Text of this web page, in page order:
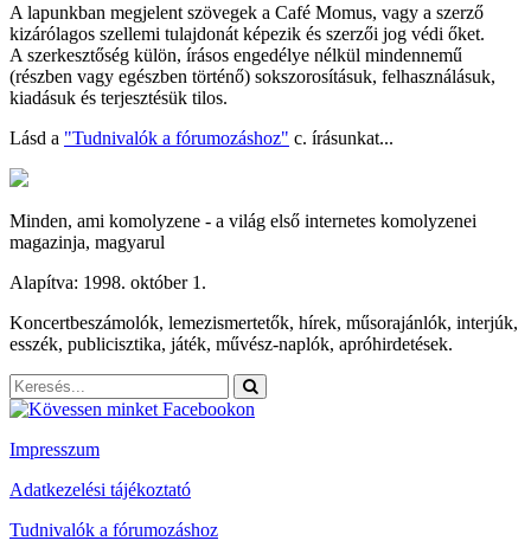
A lapunkban megjelent szövegek a Café Momus, vagy a szerző
kizárólagos szellemi tulajdonát képezik és szerzői jog védi őket.
A szerkesztőség külön, írásos engedélye nélkül mindennemű
(részben vagy egészben történő) sokszorosításuk, felhasználásuk,
kiadásuk és terjesztésük tilos.
Lásd a "Tudnivalók a fórumozáshoz" c. írásunkat...
Minden, ami komolyzene - a világ első internetes komolyzenei
magazinja, magyarul
Alapítva: 1998. október 1.
Koncertbeszámolók, lemezismertetők, hírek, műsorajánlók, interjúk,
esszék, publicisztika, játék, művész-naplók, apróhirdetések.
Impresszum
Adatkezelési tájékoztató
Tudnivalók a fórumozáshoz